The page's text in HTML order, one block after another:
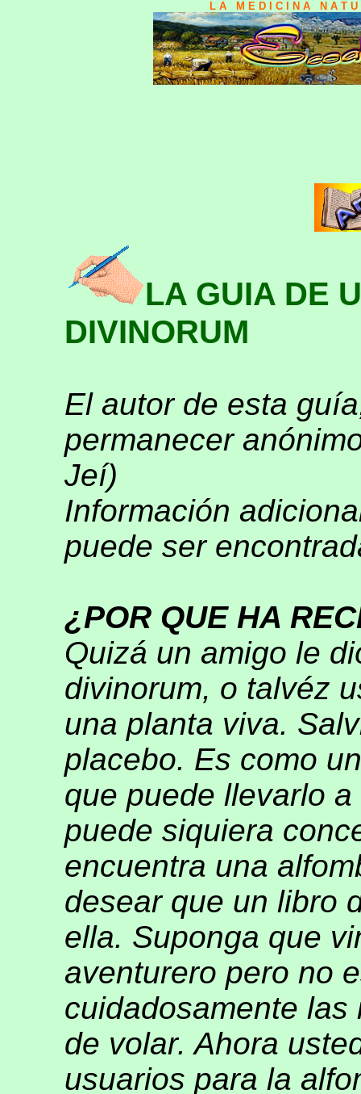
L A M E D I C I N A N A T
LA GUIA DE
DIVINORUM
El autor de esta
permanecer
Jeí)
Información
puede ser
¿POR QUE HA
Quizá un amigo le
divinorum, o talvéz
una planta viva.
placebo. Es como
que puede llevarlo
puede siquiera
encuentra una
desear que un libro
ella. Suponga que
aventurero pero no
cuidadosamente
de volar. Ahora
usuarios para la